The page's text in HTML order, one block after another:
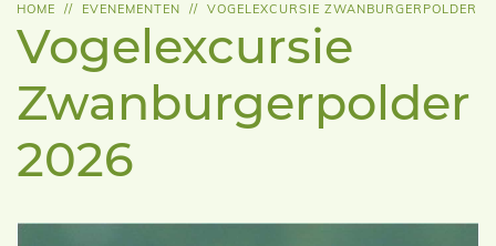
HOME // EVENEMENTEN // VOGELEXCURSIE ZWANBURGERPOLDER
Vogelexcursie
Zwanburgerpolder
2026